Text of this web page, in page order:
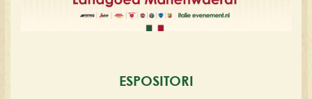
ESPOSITORI